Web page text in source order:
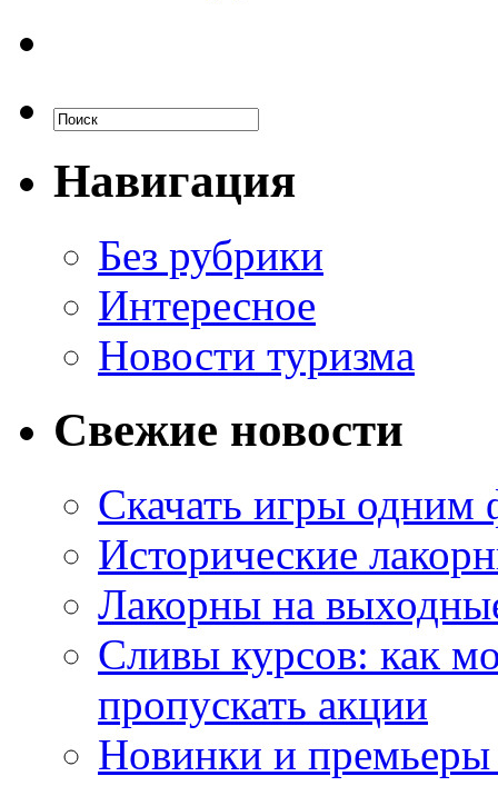
Навигация
Без рубрики
Интересное
Новости туризма
Свежие новости
Скачать игры одним
Исторические
Лакорны на
Сливы курсов: как
пропускать акции
Новинки и